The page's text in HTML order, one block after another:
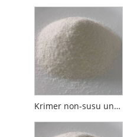
Krimer non-susu untuk Lemak Sereal 30%-40%